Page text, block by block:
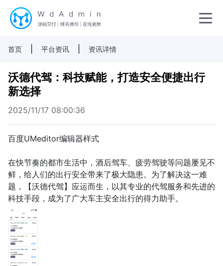
首页 平台资讯 资讯详情
沃德代驾：科技赋能，打造安全便捷出行
新选择
2025/11/17 08:00:36
百度UMeditor编辑器样式
在快节奏的都市生活中，酒后驾车、疲劳驾驶等问题屡见不
鲜，给人们的出行安全带来了极大隐患。为了解决这一难
题，【沃德代驾】应运而生，以其专业的代驾服务和先进的
科技手段，成为了广大车主安全出行的得力助手。